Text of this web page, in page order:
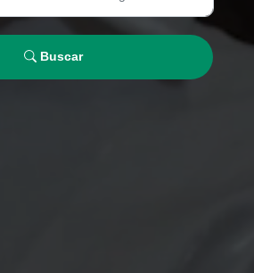
Buscar